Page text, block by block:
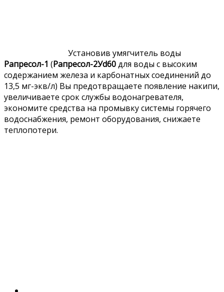
Установив умягчитель воды
Рапресол-1 (Рапресол-2Уd60для воды с высоким
содержанием железа и карбонатных соединений до
13,5 мг-экв/л) Вы предотвращаете появление накипи,
увеличиваете срок службы водонагревателя,
экономите средства на промывку системы горячего
водоснабжения, ремонт оборудования, снижаете
теплопотери.